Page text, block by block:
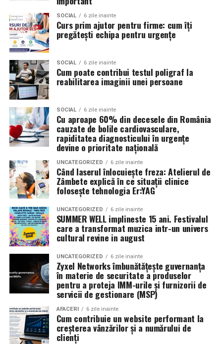
grafic, cu un parcurs care îmbină estetica și
funcționalul. Crede că vizibilitatea nu este opțională
pentru un profesionist care vrea să fie ales pentru ce
știe, nu doar pentru ce arată în portofoliu.
Patricia Constandacheactivează în vânzări și relații cu
clienții. A pornit de la convingerea că oamenii cumpără
de la oameni, nu de la branduri, iar asta înseamnă că
prezența personală contează la fel de mult ca produsul.
Iuliana Gabriela Enescueste specialist în fotografie si
videografie cu dronă. Știe că domeniul ei este dominat
de bărbați și că vizibilitatea ei ca profesionistă este, în
Isabela Alexandruoferă servicii de consiliere de cuplu
și psihoterapie. Lucrează zilnic cu oameni care încearcă
să se înțeleagă mai bine și crede că autenticitatea
trebuie să înceapă de la ea.
Oana Teslarueste consultant financiar și expert în
investiții imobiliare. A ales să fie prezentă cu vocea ei
într-un domeniu în care credibilitatea se construiește
greu și se pierde repede.
Mirela Iacobvinde cosmetice naturale și lucrează cu
femei care vor produse în care au încredere. Prezența ei
publică este, pentru clientele ei, primul semn că brandul
ei e real.
SOCIAL 6 zile inainte
Curs prim ajutor pentru firme: cum îți
pregătești echipa pentru urgențe
SOCIAL 6 zile inainte
Cum poate contribui testul poligraf la
reabilitarea imaginii unei persoane
SOCIAL 6 zile inainte
Cu aproape 60% din decesele din România
cauzate de bolile cardiovasculare,
rapiditatea diagnosticului în urgențe
devine o prioritate națională
UNCATEGORIZED 6 zile inainte
Când laserul înlocuiește freza: Atelierul de
Zâmbete explică în ce situații clinice
folosește tehnologia Er:YAG
UNCATEGORIZED 6 zile inainte
SUMMER WELL implineste 15 ani. Festivalul
care a transformat muzica intr-un univers
cultural revine in august
UNCATEGORIZED 6 zile inainte
Zyxel Networks îmbunătățește guvernanța
în materie de securitate a produselor
pentru a proteja IMM-urile și furnizorii de
servicii de gestionare (MSP)
AFACERI 6 zile inainte
Cum contribuie un website performant la
creșterea vânzărilor și a numărului de
clienți